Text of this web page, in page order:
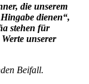
die unserem
dienen“,
stehen für
unserer
Beifall.